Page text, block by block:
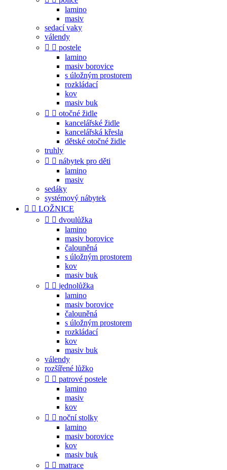
lamino
masiv
sedací vaky
válendy
  postele
lamino
masiv borovice
s úložným prostorem
rozkládací
kov
masiv buk
  otočné židle
kancelářské židle
kancelářská křesla
dětské otočné židle
truhly
  nábytek pro děti
lamino
masiv
sedáky
systémový nábytek
  LOŽNICE
  dvoulůžka
lamino
masiv borovice
čalouněná
s úložným prostorem
kov
masiv buk
  jednolůžka
lamino
masiv borovice
čalouněná
s úložným prostorem
rozkládací
kov
masiv buk
válendy
rozšířené lůžko
  patrové postele
lamino
masiv
kov
  noční stolky
lamino
masiv borovice
kov
masiv buk
  matrace